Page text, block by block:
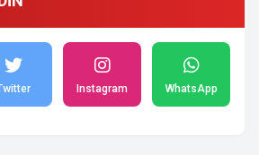
Instagram WhatsApp